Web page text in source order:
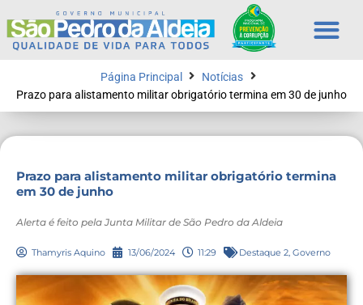
Página Principal
Notícias
Prazo para alistamento militar obrigatório termina em 30 de junho
Prazo para alistamento militar obrigatório termina
em 30 de junho
Alerta é feito pela Junta Militar de São Pedro da Aldeia
Thamyris Aquino 13/06/2024 11:29 Destaque 2 Governo